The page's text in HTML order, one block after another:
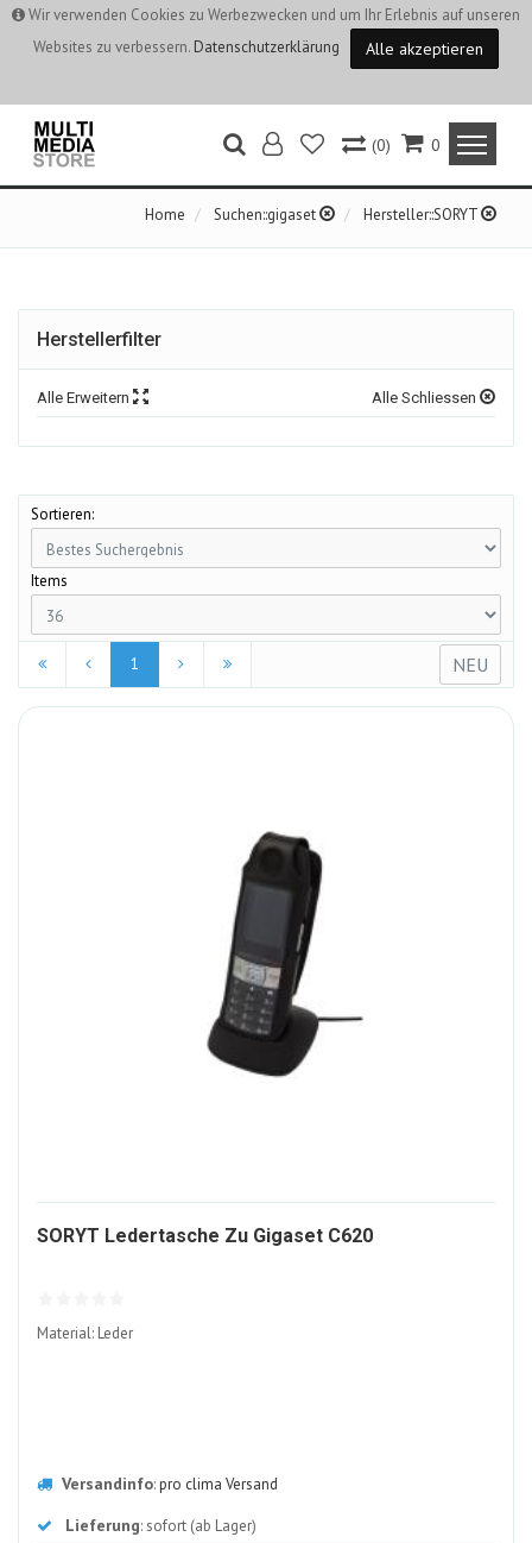
Wir verwenden Cookies zu Werbezwecken und um Ihr Erlebnis auf unseren
Websites zu verbessern. Datenschutzerklärung Alle akzeptieren
0
(0)
Home Suchen::gigaset Hersteller::SORYT
Herstellerfilter
Alle Erweitern Alle Schliessen
Sortieren:
Items
NEU
1
SORYT Ledertasche Zu Gigaset C620261341-
Material: Leder
Versandinfo:pro clima Versand
Lieferung: sofort (ab Lager)